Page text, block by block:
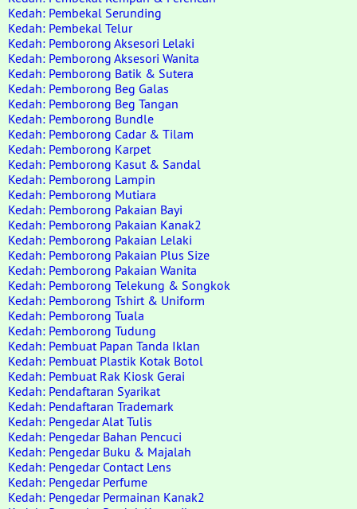
Kedah: Pembekal Serunding
Kedah: Pembekal Telur
Kedah: Pemborong Aksesori Lelaki
Kedah: Pemborong Aksesori Wanita
Kedah: Pemborong Batik & Sutera
Kedah: Pemborong Beg Galas
Kedah: Pemborong Beg Tangan
Kedah: Pemborong Bundle
Kedah: Pemborong Cadar & Tilam
Kedah: Pemborong Karpet
Kedah: Pemborong Kasut & Sandal
Kedah: Pemborong Lampin
Kedah: Pemborong Mutiara
Kedah: Pemborong Pakaian Bayi
Kedah: Pemborong Pakaian Kanak2
Kedah: Pemborong Pakaian Lelaki
Kedah: Pemborong Pakaian Plus Size
Kedah: Pemborong Pakaian Wanita
Kedah: Pemborong Telekung & Songkok
Kedah: Pemborong Tshirt & Uniform
Kedah: Pemborong Tuala
Kedah: Pemborong Tudung
Kedah: Pembuat Papan Tanda Iklan
Kedah: Pembuat Plastik Kotak Botol
Kedah: Pembuat Rak Kiosk Gerai
Kedah: Pendaftaran Syarikat
Kedah: Pendaftaran Trademark
Kedah: Pengedar Alat Tulis
Kedah: Pengedar Bahan Pencuci
Kedah: Pengedar Buku & Majalah
Kedah: Pengedar Contact Lens
Kedah: Pengedar Perfume
Kedah: Pengedar Permainan Kanak2